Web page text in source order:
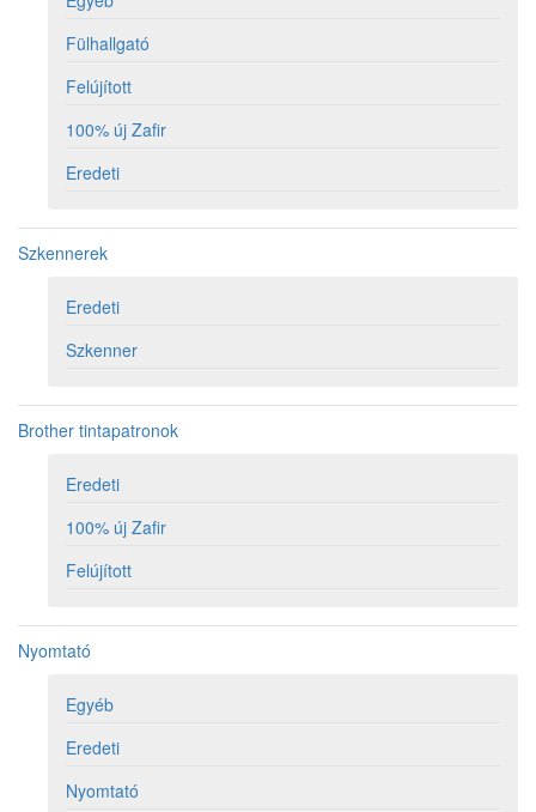
Fülhallgató
Felújított
100% új Zafir
Eredeti
Szkennerek
Eredeti
Szkenner
Brother tintapatronok
Eredeti
100% új Zafir
Felújított
Nyomtató
Egyéb
Eredeti
Nyomtató